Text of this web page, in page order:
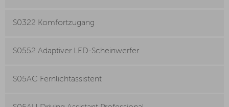
S0322 Komfortzugang
S0552 Adaptiver LED-Scheinwerfer
S05AC Fernlichtassistent